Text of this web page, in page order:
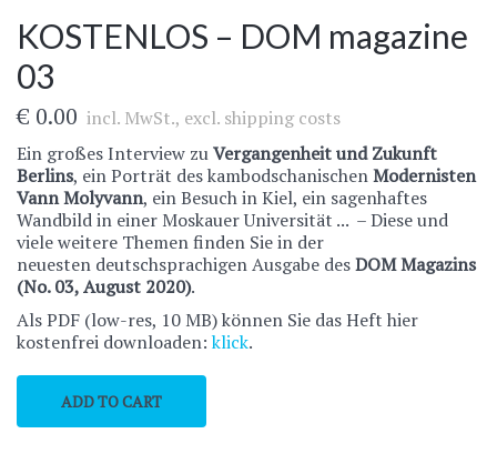
KOSTENLOS – DOM magazine
03
€ 0.00 incl. MwSt., excl. shipping costs
Ein großes Interview zuVergangenheit und Zukunft
Berlins, ein Porträt des kambodschanischenModernisten
Vann Molyvann, ein Besuch in Kiel, ein sagenhaftes
Wandbild in einer Moskauer Universität ... – Diese und
viele weitere Themen finden Sie in der
neuesten deutschsprachigen Ausgabe desDOM Magazins
(No. 03, August 2020).
Als PDF (low-res, 10 MB) können Sie das Heft hier
kostenfrei downloaden:klick.